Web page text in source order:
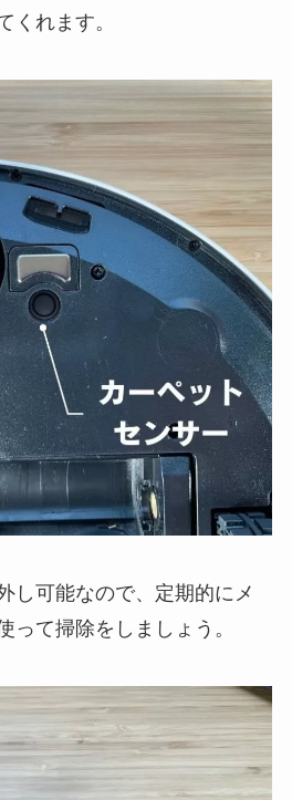
くれます。
し可能なので、定期的にメ
って掃除をしましょう。